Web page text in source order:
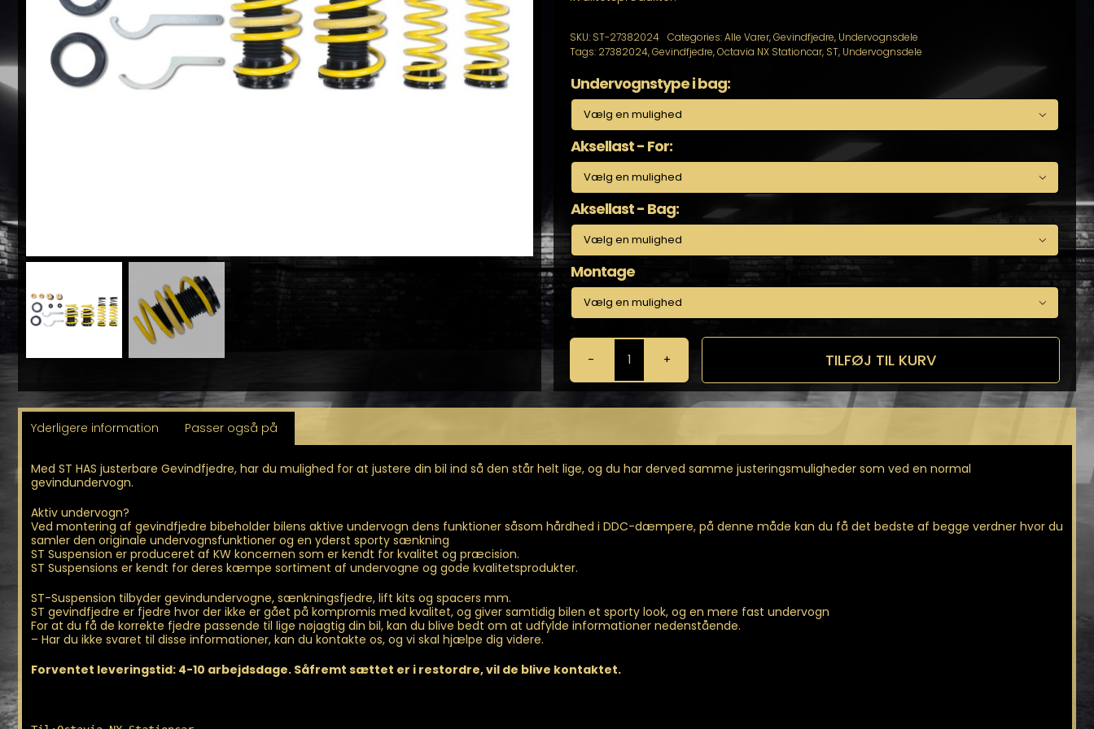
SKU: ST-27382024 Categories:Alle Varer,Gevindfjedre, Undervognsdele
Tags: 27382024,Gevindfjedre,Octavia NX Stationcar, ST, Undervognsdele
Undervognstype i bag:

Aksellast - For:

Aksellast - Bag:

Montage

ST
HAS
KW,
Justerbare
til
Bagbro
antal
TILFØJ TIL KURV
Yderligere information Passer også på
Med ST HAS justerbare Gevindfjedre, har du mulighed for at justere din bil ind så den står helt lige, og du har derved samme justeringsmuligheder som ved en normal
gevindundervogn.
Aktiv undervogn?
Ved montering af gevindfjedre bibeholder bilens aktive undervogn dens funktioner såsom hårdhed i DDC-dæmpere, på denne måde kan du få det bedste af begge verdner hvor du
samler den originale undervognsfunktioner og en yderst sporty sænkning
ST Suspension er produceret af KW koncernen som er kendt for kvalitet og præcision.
ST Suspensions er kendt for deres kæmpe sortiment af undervogne og gode kvalitetsprodukter.
ST-Suspension tilbyder gevindundervogne, sænkningsfjedre, lift kits og spacers mm.
ST gevindfjedre er fjedre hvor der ikke er gået på kompromis med kvalitet, og giver samtidig bilen et sporty look, og en mere fast undervogn
For at du få de korrekte fjedre passende til lige nøjagtig din bil, kan du blive bedt om at udfylde informationer nedenstående.
– Har du ikke svaret til disse informationer, kan du kontakte os, og vi skal hjælpe dig videre.
Forventet leveringstid: 4-10 arbejdsdage. Såfremt sættet er i restordre, vil de blive kontaktet.